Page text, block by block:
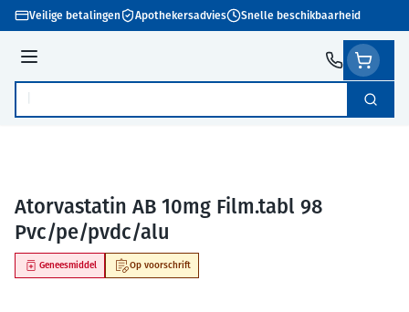
Ga naar de inhoud
Veilige betalingen Apothekersadvies Snelle beschikbaarheid
Menu
Product, merk, categorie... Zoek
Atorvastatin AB 10mg Film.tabl 98
Pvc/pe/pvdc/alu
Op voorschrift
Geneesmiddel